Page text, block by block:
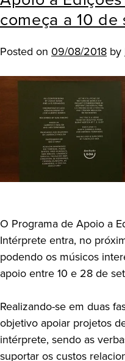
começa a 10
Posted on 09/08/2018 by
O Programa de Apoio a
Intérprete entra, no
podendo os músicos
apoio entre 10 e 28 de
Realizando-se em duas
objetivo apoiar projetos
intérprete, sendo as
suportar os custos